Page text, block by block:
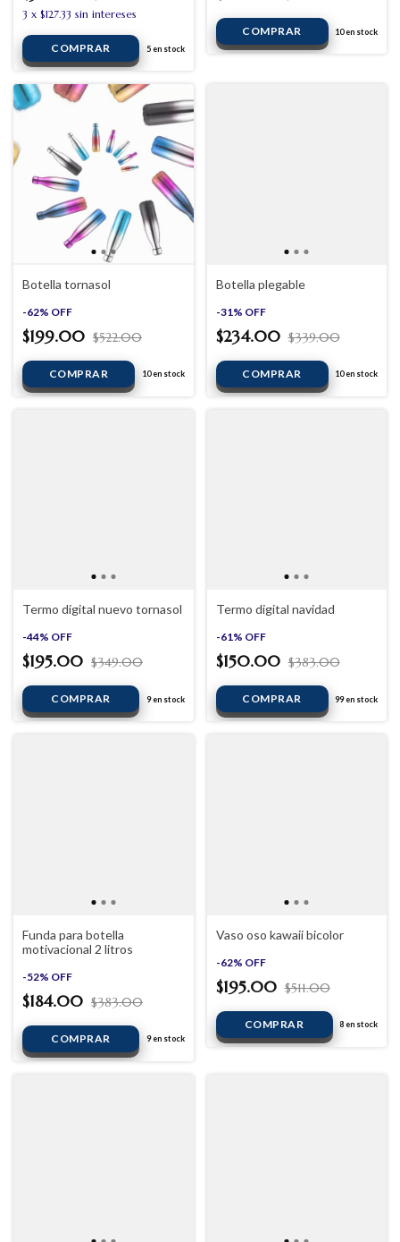
3 x $127.33 sin intereses
5en stock
10en stock
Botella tornasol
-62% OFF
$199.00 $522.00
10en stock
Botella plegable
-31 % OFF
$234.00 $339.00
10en stock
Termo digital nuevo tornasol
-44% OFF
$195.00 $349.00
9en stock
Termo digital navidad
-61% OFF
$150.00 $383.00
99en stock
Funda para botella
motivacional 2 litros
-52% OFF
$184.00 $383.00
9en stock
Vaso oso kawaii bicolor
-62% OFF
$195.00 $511.00
8en stock